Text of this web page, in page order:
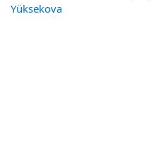
Yüksekova